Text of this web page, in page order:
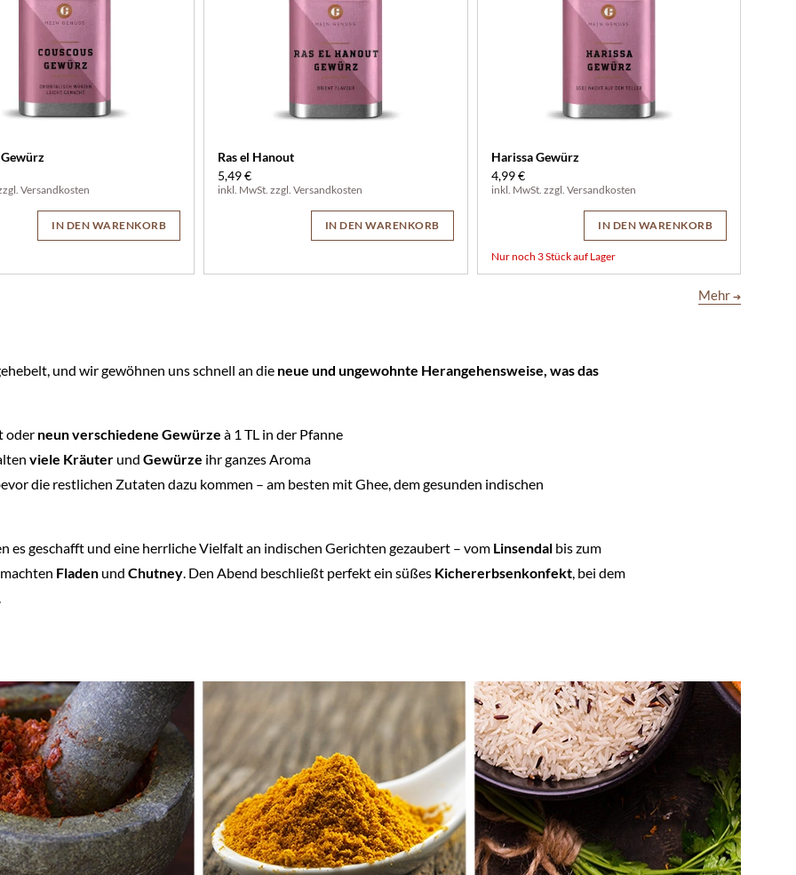
Versandkosten
IN DEN WARENKORB
Ras el Hanout
5,49 €
inkl. MwSt. zzgl. Versandkosten
IN DEN WARENKORB
Harissa Gewürz
4,99 €
inkl. MwSt. zzgl. Versandkosten
IN DEN WARENKORB
Nur noch 3 Stück auf Lager
Mehr ➔
und wir gewöhnen uns schnell an die neue und ungewohnte Herangehensweise, was das
oder neun verschiedene Gewürze à 1 TL in der Pfanne
viele Kräuter und Gewürze ihr ganzes Aroma
die restlichen Zutaten dazu kommen – am besten mit Ghee, dem gesunden indischen
es geschafft und eine herrliche Vielfalt an indischen Gerichten gezaubert – vom Linsendal bis zum
Fladen und Chutney . Den Abend beschließt perfekt ein süßes Kichererbsenkonfekt , bei dem